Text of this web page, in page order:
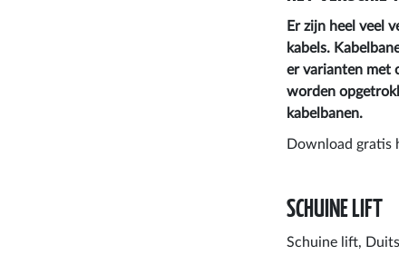
Er zijn heel veel
kabels.
er varianten met
worden
kabelbanen.
Download gratis
SCHUINE LIFT
Schuine lift,